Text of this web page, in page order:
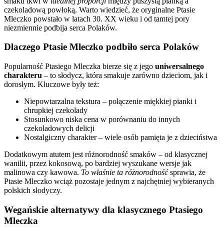
czekoladową powłoką. Warto wiedzieć, że oryginalne Ptasie
Mleczko powstało w latach 30. XX wieku i od tamtej pory
niezmiennie podbija serca Polaków.
Dlaczego Ptasie Mleczko podbiło serca Polaków
Popularność Ptasiego Mleczka bierze się z jego uniwersalnego
charakteru – to słodycz, która smakuje zarówno dzieciom, jak i
dorosłym. Kluczowe były też:
Niepowtarzalna tekstura – połączenie miękkiej pianki i
chrupkiej czekolady
Stosunkowo niska cena w porównaniu do innych
czekoladowych delicji
Nostalgiczny charakter – wiele osób pamięta je z dzieciństwa
Dodatkowym atutem jest różnorodność smaków – od klasycznej
wanilii, przez kokosową, po bardziej wyszukane wersje jak
malinowa czy kawowa. To właśnie ta różnorodnośćsprawia, że
Ptasie Mleczko wciąż pozostaje jednym z najchętniej wybieranych
polskich słodyczy.
Wegańskie alternatywy dla klasycznego Ptasiego
Mleczka